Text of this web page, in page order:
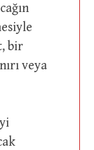
bir
veya